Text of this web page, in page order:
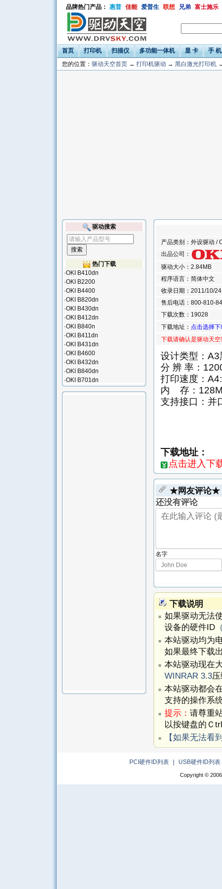
品牌热门产品： 惠普 佳能 爱普生 联想 兄弟 富士施乐
首页 打印机 扫描仪 多功能一体机 显 卡
手 机
您的位置： 驱动天空首页 → 打印机驱动 → 黑白激光打印机
产品类别：外设驱动 /
出品公司：
驱动大小：2.84MB
程序语言：简体中文
收录日期：2011/10/
售后电话：800-810-
下载次数：19028
下载地址： 点击选择
下载请确认是驱动天
设计类型：
分 辨 率：
打印速度：
内 存：
支持接口：并
下载地址：
点击进入下
★网友评论★
还没有评论
名字
下载说明
如果驱动无法
设备的硬件ID
本站驱动均为
如果最终下载
本站驱动现在
WINRAR 3.3
本站驱动都会
支持的操作系
提示： 请尊重
以按键盘的Ｃ
【如果无法看
驱动搜索
热门下载
·OKI B410dn
·OKI B2200
·OKI B4400
·OKI B820dn
·OKI B430dn
·OKI B412dn
·OKI B840n
·OKI B411dn
·OKI B431dn
·OKI B4600
·OKI B432dn
·OKI B840dn
·OKI B701dn
PCI硬件ID列表 USB硬件ID列表
Copyright ©